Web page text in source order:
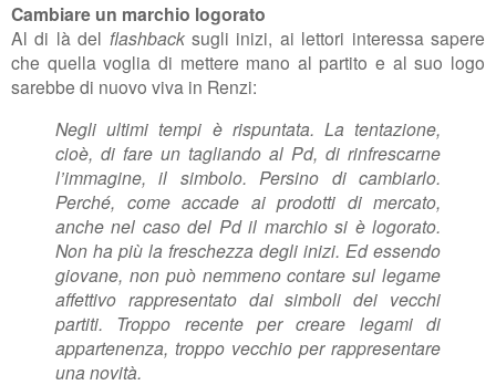
Cambiare un marchio logorato
Al di là del flashbacksugli inizi, ai lettori interessa sapere
che quella voglia di mettere mano al partito e al suo logo
sarebbe di nuovo viva in Renzi:
Negli ultimi tempi è rispuntata. La tentazione,
cioè, di fare un tagliando al Pd, di rinfrescarne
l’immagine, il simbolo. Persino di cambiarlo.
Perché, come accade ai prodotti di mercato,
anche nel caso del Pd il marchio si è logorato.
Non ha più la freschezza degli inizi. Ed essendo
giovane, non può nemmeno contare sul legame
affettivo rappresentato dai simboli dei vecchi
partiti. Troppo recente per creare legami di
appartenenza, troppo vecchio per rappresentare
una novità.